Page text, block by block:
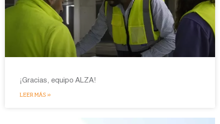
¡Gracias, equipo ALZA!
LEER MÁS »